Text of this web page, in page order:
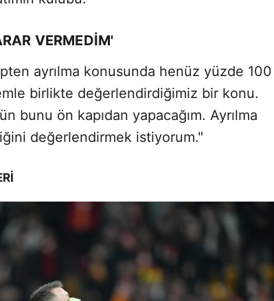
VERMEDİM'
ayrılma konusunda henüz yüzde 100
birlikte değerlendirdiğimiz bir konu.
bunu ön kapıdan yapacağım. Ayrılma
değerlendirmek istiyorum."